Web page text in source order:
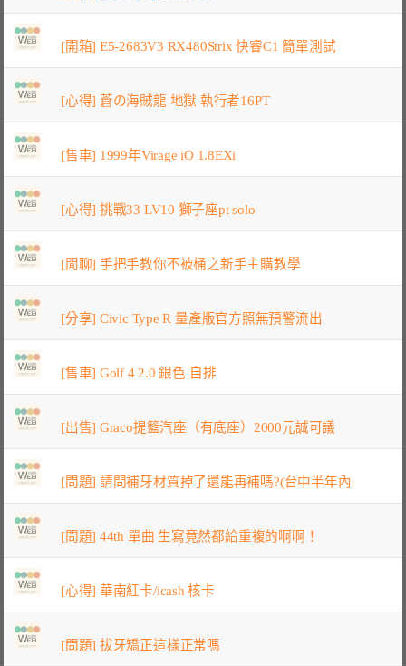
[開箱] E5-2683V3 RX480Strix 快睿C1 簡單測試
[心得] 蒼の海賊龍 地獄 執行者16PT
[售車] 1999年Virage iO 1.8EXi
[心得] 挑戰33 LV10 獅子座pt solo
[閒聊] 手把手教你不被桶之新手主購教學
[分享] Civic Type R 量產版官方照無預警流出
[售車] Golf 4 2.0 銀色 自排
[出售] Graco提籃汽座（有底座）2000元誠可議
[問題] 請問補牙材質掉了還能再補嗎?(台中半年內
[問題] 44th 單曲 生寫竟然都給重複的啊啊！
[心得] 華南紅卡/icash 核卡
[問題] 拔牙矯正這樣正常嗎